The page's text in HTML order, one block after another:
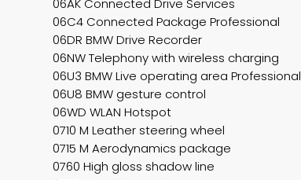
06AK Connected Drive Services
06C4 Connected Package Professional
06DR BMW Drive Recorder
06NW Telephony with wireless charging
06U3 BMW Live operating area Professional
06U8 BMW gesture control
06WD WLAN Hotspot
0710 M Leather steering wheel
0715 M Aerodynamics package
0760 High gloss shadow line